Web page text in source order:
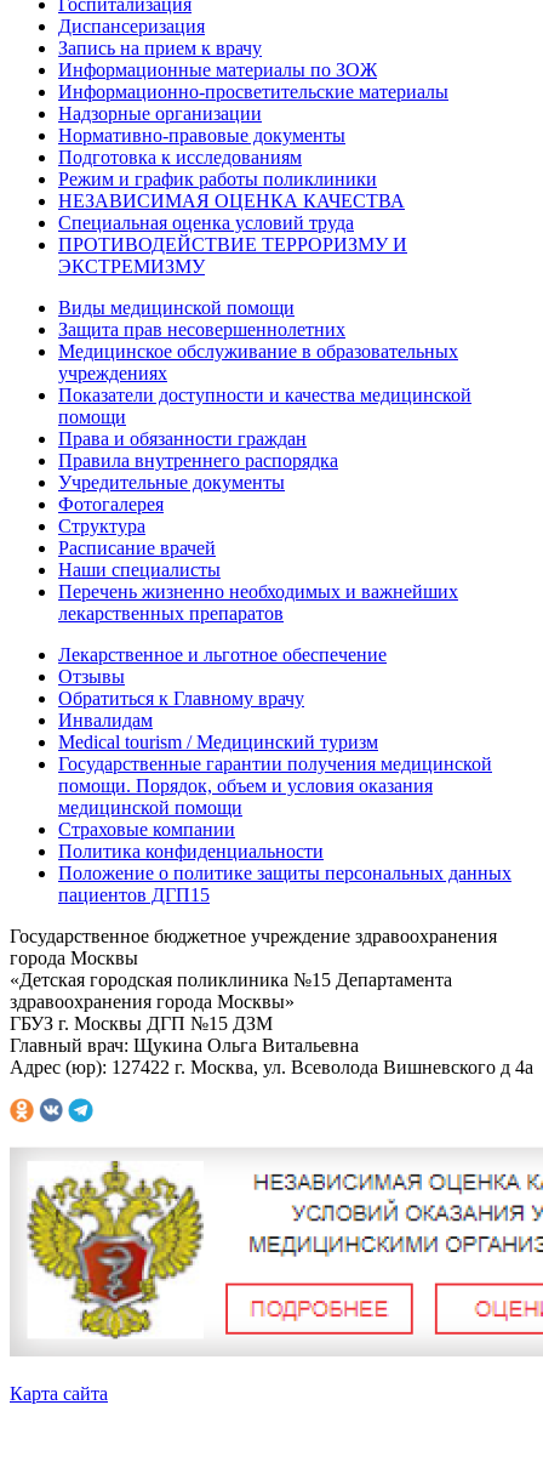
Диспансеризация
Запись на прием к врачу
Информационные материалы по ЗОЖ
Информационно-просветительские материалы
Надзорные организации
Нормативно-правовые документы
Подготовка к исследованиям
Режим и график работы поликлиники
НЕЗАВИСИМАЯ ОЦЕНКА КАЧЕСТВА
Специальная оценка условий труда
ПРОТИВОДЕЙСТВИЕ ТЕРРОРИЗМУ И
ЭКСТРЕМИЗМУ
Виды медицинской помощи
Защита прав несовершеннолетних
Медицинское обслуживание в образовательных
учреждениях
Показатели доступности и качества медицинской
помощи
Права и обязанности граждан
Правила внутреннего распорядка
Учредительные документы
Фотогалерея
Структура
Расписание врачей
Наши специалисты
Перечень жизненно необходимых и важнейших
лекарственных препаратов
Лекарственное и льготное обеспечение
Отзывы
Обратиться к Главному врачу
Инвалидам
Medical tourism / Медицинский туризм
Государственные гарантии получения медицинской
помощи. Порядок, объем и условия оказания
медицинской помощи
Страховые компании
Политика конфиденциальности
Положение о политике защиты персональных данных
пациентов ДГП15
Государственное бюджетное учреждение здравоохранения
города Москвы
«Детская городская поликлиника №15 Департамента
здравоохранения города Москвы»
ГБУЗ г. Москвы ДГП №15 ДЗМ
Главный врач: Щукина Ольга Витальевна
Адрес (юр): 127422 г. Москва, ул. Всеволода Вишневского д 4а
Карта сайта